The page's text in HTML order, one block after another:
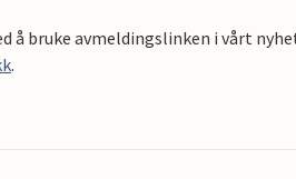
å bruke avmeldingslinken i vårt
.